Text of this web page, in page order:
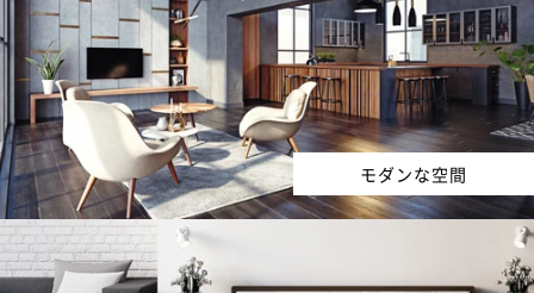
モダンな空間